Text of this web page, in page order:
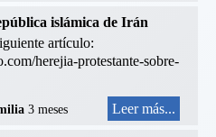
islámica de Irán
artículo:
herejia-protestante-sobre-
3 meses Leer más...